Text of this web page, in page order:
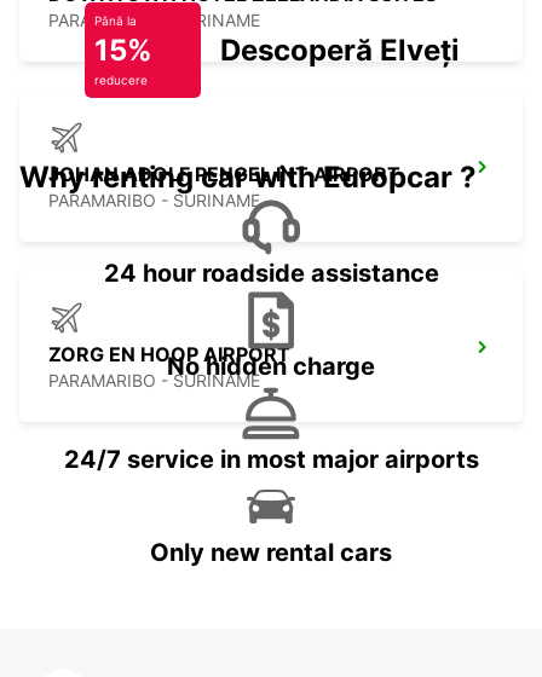
PARAMARIBO - SURINAME
JOHAN ADOLF PENGEL INT AIRPORT
PARAMARIBO - SURINAME
ZORG EN HOOP AIRPORT
PARAMARIBO - SURINAME
Până la
15%
reducere
Descoperă Elveția
Why renting car with Europcar ?
24 hour roadside assistance
No hidden charge
24/7 service in most major airports
Only new rental cars